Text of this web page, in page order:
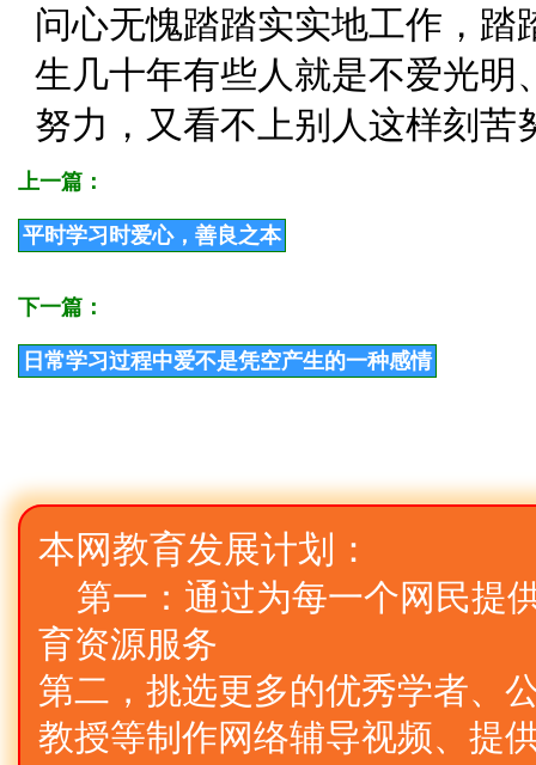
问心无愧踏踏实实地工作，踏
生几十年有些人就是不爱光明
努力，又看不上别人这样刻苦
上一篇：
平时学习时爱心，善良之本
下一篇：
日常学习过程中爱不是凭空产生的一种感情
本网教育发展计划：
第一：通过为每一个网民提
育资源服务
第二，挑选更多的优秀学者、
教授等制作网络辅导视频、提